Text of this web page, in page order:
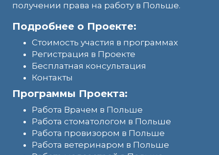
получении права на работу в Польше.
Подробнее о Проекте:
Стоимость участия в программах
Регистрация в Проекте
Бесплатная консультация
Контакты
Программы Проекта:
Работа Врачем в Польше
Работа стоматологом в Польше
Работа провизором в Польше
Работа ветеринаром в Польше